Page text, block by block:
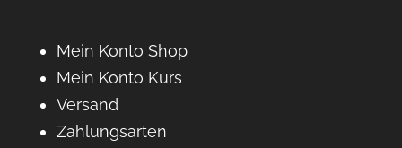
Mein Konto Shop
Mein Konto Kurs
Versand
Zahlungsarten